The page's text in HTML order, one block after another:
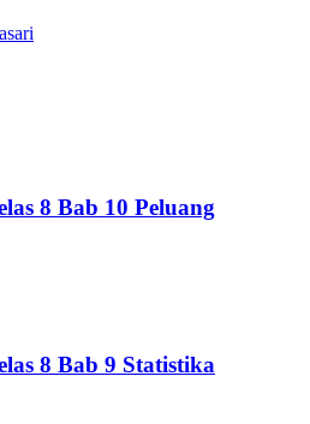
8 Bab 10 Peluang
8 Bab 9 Statistika